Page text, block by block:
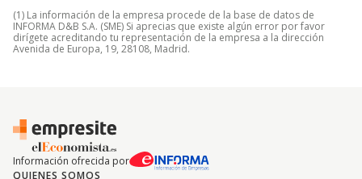
(1) La información de la empresa procede de la base de datos de
INFORMA D&B S.A. (SME) Si aprecias que existe algún error por favor
dirígete acreditando tu representación de la empresa a la dirección
Avenida de Europa, 19, 28108, Madrid.
Información ofrecida por
QUIENES SOMOS